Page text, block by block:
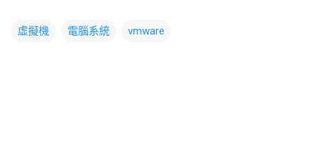
虛擬機 電腦系統 vmware